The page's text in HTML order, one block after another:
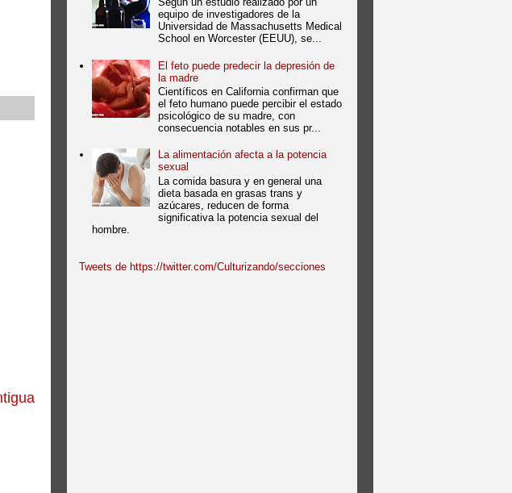
equipo de investigadores de la
Universidad de Massachusetts Medical
School en Worcester (EEUU), se...
El feto puede predecir la depresión de
la madre
Científicos en California confirman que
el feto humano puede percibir el estado
psicológico de su madre, con
consecuencia notables en sus pr...
La alimentación afecta a la potencia
sexual
La comida basura y en general una
dieta basada en grasas trans y
azúcares, reducen de forma
significativa la potencia sexual del
hombre.
Tweets de https://twitter.com/Culturizando/secciones